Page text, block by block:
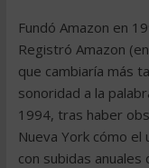
Fundó Amazon en
Registró Amazon
que cambiaría más
sonoridad a la
1994, tras haber
Nueva York cómo
con subidas anuales